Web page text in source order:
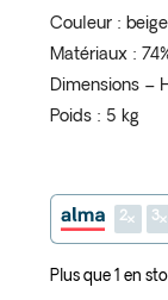
Couleur : beige
Matériaux :
Dimensions –
Poids : 5 kg
2 3
Plus que 1 en